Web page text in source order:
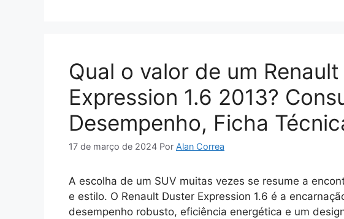
Qual o valor de um
Expression 1.6 2013?
Desempenho, Ficha
17 de março de 2024 Por Alan Correa
A escolha de um SUV muitas vezes se resume a
e estilo. O Renault Duster Expression 1.6 é a
desempenho robusto, eficiência energética e um